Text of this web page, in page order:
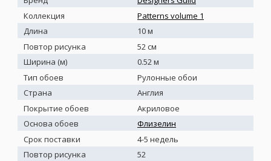
Коллекция
Patterns volume 1
Длина
10 м
Повтор рисунка
52 см
Ширина (м)
0.52 м
Тип обоев
Рулонные обои
Страна
Англия
Покрытие обоев
Акриловое
Основа обоев
Флизелин
Срок поставки
4-5 недель
Повтор рисунка
52